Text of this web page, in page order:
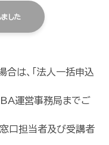
した
合は、「法人一括申込
運営事務局までご
口担当者及び受講者